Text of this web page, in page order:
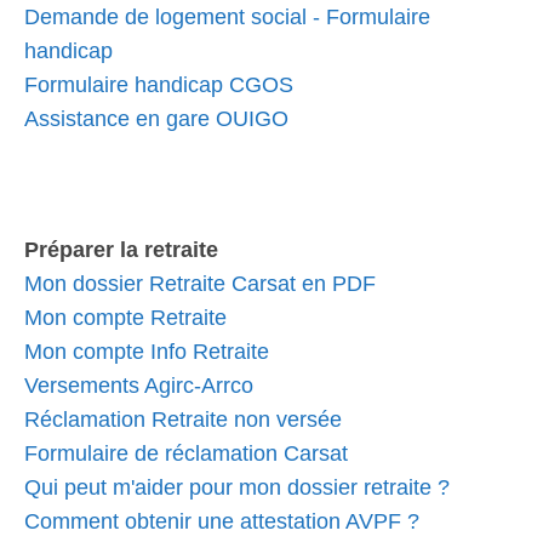
Demande de logement social - Formulaire
handicap
Formulaire handicap CGOS
Assistance en gare OUIGO
Préparer la retraite
Mon dossier Retraite Carsat en PDF
Mon compte Retraite
Mon compte Info Retraite
Versements Agirc-Arrco
Réclamation Retraite non versée
Formulaire de réclamation Carsat
Qui peut m'aider pour mon dossier retraite ?
Comment obtenir une attestation AVPF ?